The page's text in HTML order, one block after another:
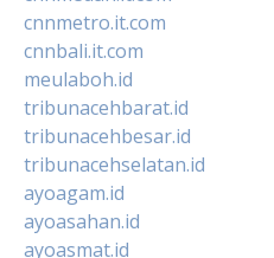
cnnmetro.it.com
cnnbali.it.com
meulaboh.id
tribunacehbarat.id
tribunacehbesar.id
tribunacehselatan.id
ayoagam.id
ayoasahan.id
ayoasmat.id